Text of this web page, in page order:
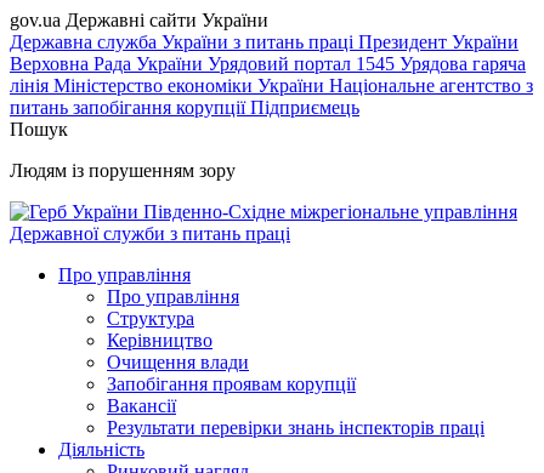
gov.ua Державні сайти України
Державна служба України з питань праці Президент України
Верховна Рада України Урядовий портал 1545 Урядова гаряча
лінія Міністерство економіки України Національне агентство з
питань запобігання корупціїПідприємець
Пошук
Людям із порушенням зору
Південно-Східне міжрегіональне управління
Державної служби з питань праці
Про управління
Про управління
Структура
Керівництво
Очищення влади
Запобігання проявам корупції
Вакансії
Результати перевірки знань інспекторів праці
Діяльність